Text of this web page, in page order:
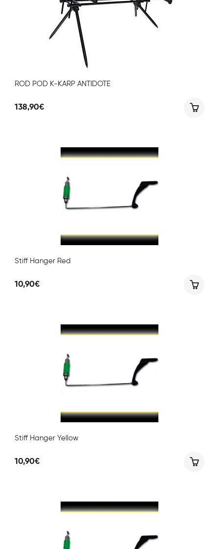
ROD POD K-KARP ANTIDOTE
138,90€
Stiff Hanger Red
10,90€
Stiff Hanger Yellow
10,90€